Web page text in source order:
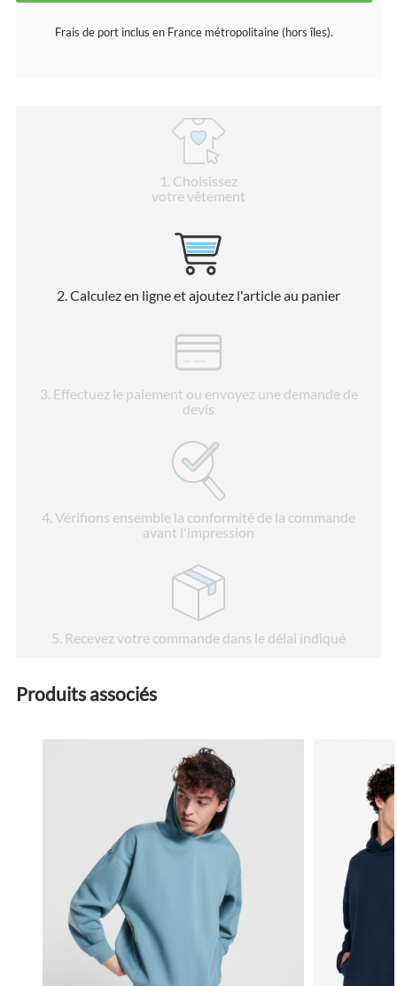
Frais de port inclus en France métropolitaine (hors îles).
1 . Choisissez
votre vêtement
2 . Calculez en ligne et ajoutez l'article au panier
3. Effectuez le paiement ou envoyez une demande de
devis
4. Vérifions ensemble la conformité de la commande
avant l'impression
5. Recevez votre commande dans le délai indiqué
Produits associés